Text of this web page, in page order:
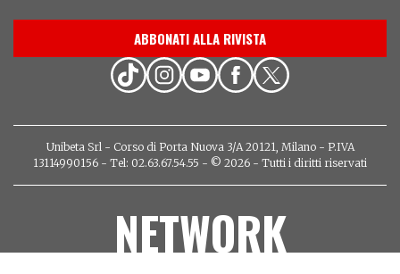
ABBONATI ALLA RIVISTA
Unibeta Srl - Corso di Porta Nuova 3/A 20121, Milano - P.IVA
13114990156 - Tel: 02.63.67.54.55 - © 2026 - Tutti i diritti riservati
NETWORK